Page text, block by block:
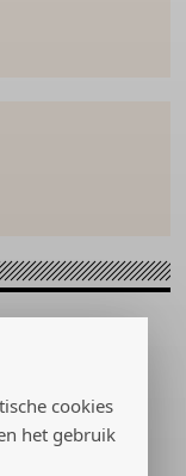
cookies
het gebruik